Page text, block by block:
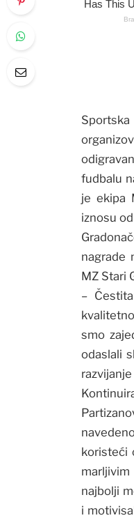
fudbalu
je ekipa
iznosu
nagrade
MZ Stari
–
smo
odaslali
koristeći
najbolji
i